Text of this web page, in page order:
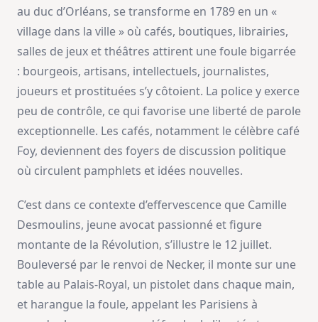
au duc d’Orléans, se transforme en 1789 en un «
village dans la ville » où cafés, boutiques, librairies,
salles de jeux et théâtres attirent une foule bigarrée
: bourgeois, artisans, intellectuels, journalistes,
joueurs et prostituées s’y côtoient. La police y exerce
peu de contrôle, ce qui favorise une liberté de parole
exceptionnelle. Les cafés, notamment le célèbre café
Foy, deviennent des foyers de discussion politique
où circulent pamphlets et idées nouvelles.
C’est dans ce contexte d’effervescence que Camille
Desmoulins, jeune avocat passionné et figure
montante de la Révolution, s’illustre le 12 juillet.
Bouleversé par le renvoi de Necker, il monte sur une
table au Palais-Royal, un pistolet dans chaque main,
et harangue la foule, appelant les Parisiens à